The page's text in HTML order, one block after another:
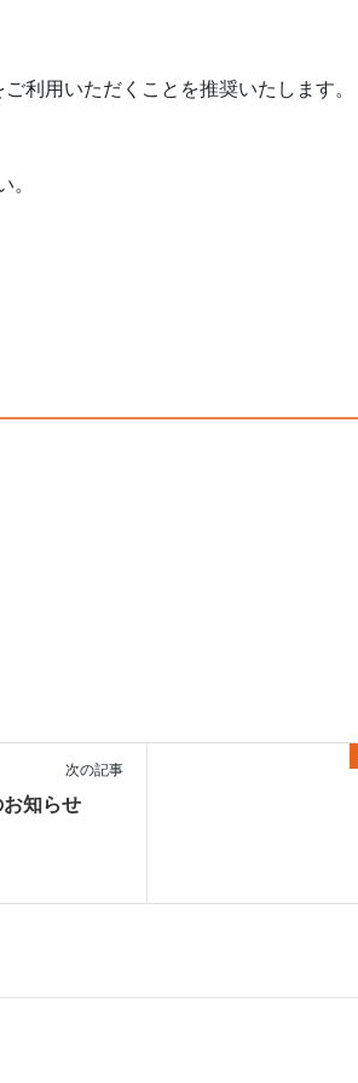
利用いただくことを推奨いたします。
。
次の記事
知らせ